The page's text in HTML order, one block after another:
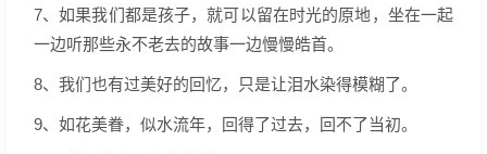
7、如果我们都是孩子，就可以留在时光的原地，坐在一起
一边听那些永不老去的故事一边慢慢皓首。
8、我们也有过美好的回忆，只是让泪水染得模糊了。
9、如花美眷，似水流年，回得了过去，回不了当初。